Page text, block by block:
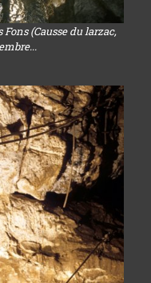
(Causse du larzac,